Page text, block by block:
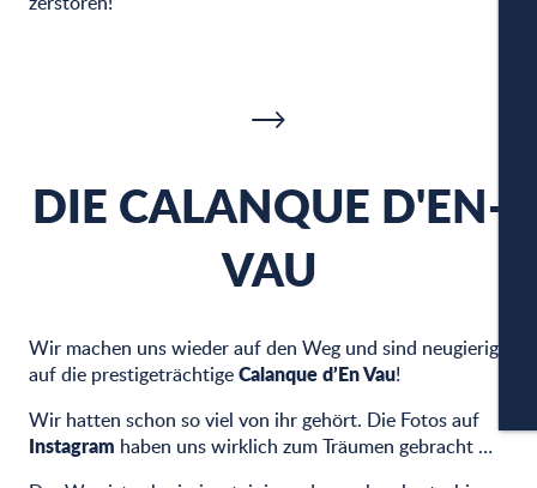
DIE CALANQUE D'EN-
VAU
Wir machen uns wieder auf den Weg und sind neugierig
auf die prestigeträchtigeCalanque d’En Vau!
Wir hatten schon so viel von ihr gehört. Die Fotos auf
Instagram haben uns wirklich zum Träumen gebracht …